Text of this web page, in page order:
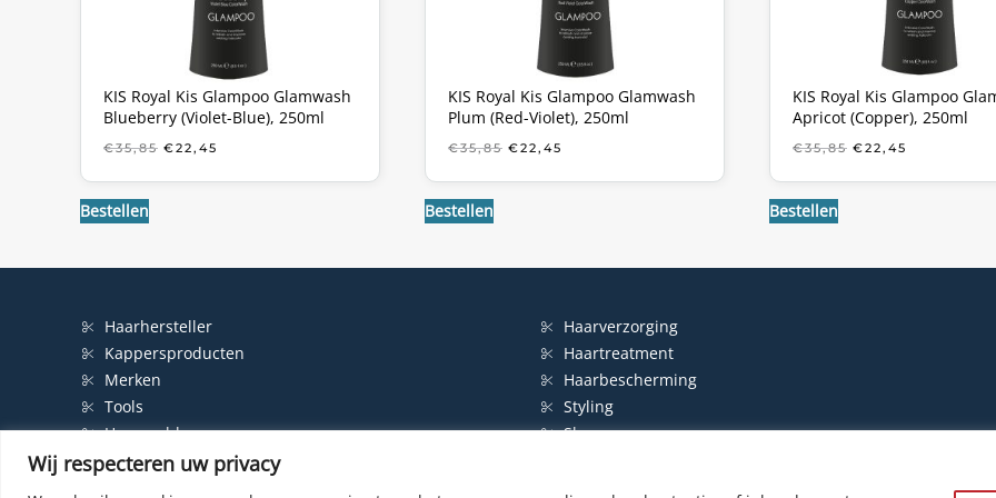
Wij respecteren uw privacy
KIS Royal Kis Glampoo Glamwash
Blueberry (Violet-Blue), 250ml
€35,85 OORSPRONKELIJKE
WAS:
€22,45
IS:
Bestellen
KIS Royal Kis Glampoo Glamwash
Plum (Red-Violet), 250ml
€35,85 OORSPRONKELIJKE
WAS:
€22,45
IS:
Bestellen
KIS Royal Kis Glampoo
Apricot (Copper), 250ml
€35,85
WAS:
€22,45
IS:
Bestellen
Haarhersteller
Kappersproducten
Merken
Tools
Haarproblemen
Haarverzorging
Haartreatment
Haarbescherming
Styling
Shampoo